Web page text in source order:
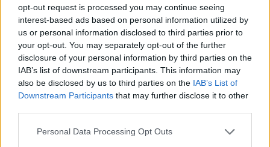
opt-out request is processed you may continue seeing
interest-based ads based on personal information utilized by
us or personal information disclosed to third parties prior to
your opt-out. You may separately opt-out of the further
disclosure of your personal information by third parties on the
IAB’s list of downstream participants. This information may
also be disclosed by us to third parties on the IAB’s List of
Downstream Participants that may further disclose it to other
Personal Data Processing Opt Outs